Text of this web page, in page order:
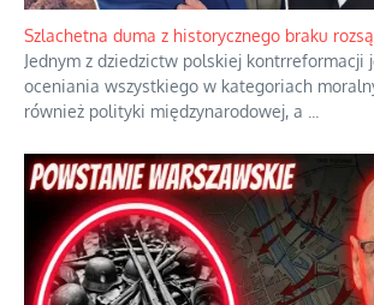
Szlachetna duma z historycznego braku
Jednym z dziedzictw polskiej kontrreformacji
oceniania wszystkiego w kategoriach
również polityki międzynarodowej, a